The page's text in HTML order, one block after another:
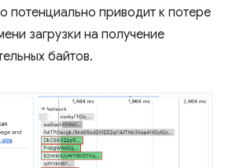
потенциально приводит к потере
загрузки на получение
байтов.